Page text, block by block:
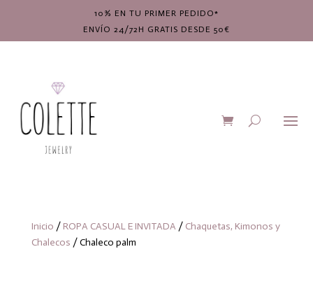
10% EN TU PRIMER PEDIDO*
ENVÍO 24/72H GRATIS DESDE 50€
Inicio / ROPA CASUAL E INVITADA / Chaquetas, Kimonos y
Chalecos / Chaleco palm